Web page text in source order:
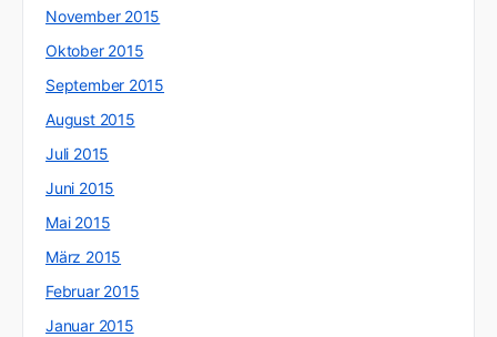
November 2015
Oktober 2015
September 2015
August 2015
Juli 2015
Juni 2015
Mai 2015
März 2015
Februar 2015
Januar 2015